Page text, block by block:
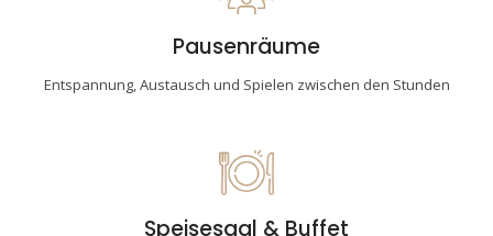
Pausenräume
Entspannung, Austausch und Spielen zwischen den Stunden
Speisesaal & Buffet